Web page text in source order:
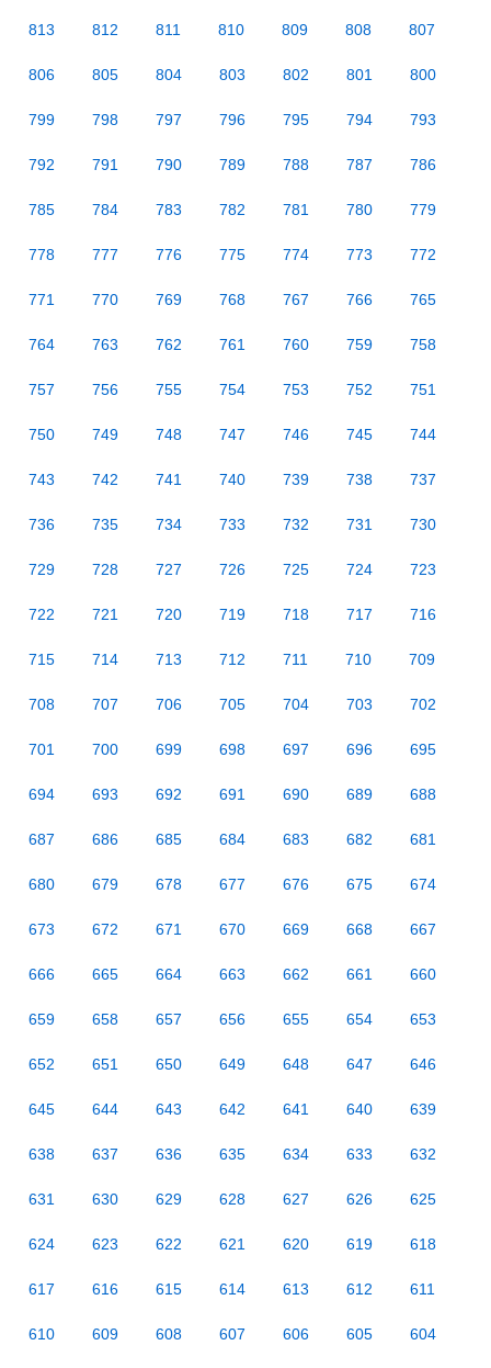
813 812 811 810 809 808 807
806 805 804 803 802 801 800
799 798 797 796 795 794 793
792 791 790 789 788 787 786
785 784 783 782 781 780 779
778 777 776 775 774 773 772
771 770 769 768 767 766 765
764 763 762 761 760 759 758
757 756 755 754 753 752 751
750 749 748 747 746 745 744
743 742 741 740 739 738 737
736 735 734 733 732 731 730
729 728 727 726 725 724 723
722 721 720 719 718 717 716
715 714 713 712 711 710 709
708 707 706 705 704 703 702
701 700 699 698 697 696 695
694 693 692 691 690 689 688
687 686 685 684 683 682 681
680 679 678 677 676 675 674
673 672 671 670 669 668 667
666 665 664 663 662 661 660
659 658 657 656 655 654 653
652 651 650 649 648 647 646
645 644 643 642 641 640 639
638 637 636 635 634 633 632
631 630 629 628 627 626 625
624 623 622 621 620 619 618
617 616 615 614 613 612 611
610 609 608 607 606 605 604